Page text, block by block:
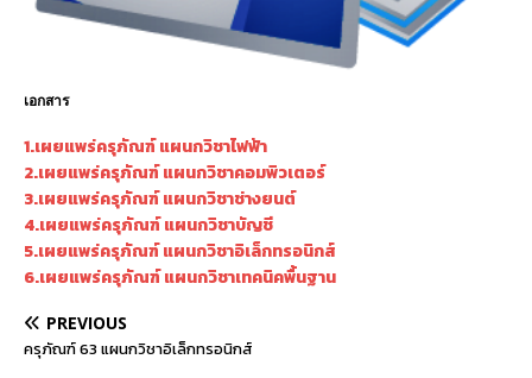
เอกสาร
1.เผยแพร่ครุภัณฑ์ แผนกวิชาไฟฟ้า
2.เผยแพร่ครุภัณฑ์ แผนกวิชาคอมพิวเตอร์
3.เผยแพร่ครุภัณฑ์ แผนกวิชาช่างยนต์
4.เผยแพร่ครุภัณฑ์ แผนกวิชาบัญชี
5.เผยแพร่ครุภัณฑ์ แผนกวิชาอิเล็กทรอนิกส์
6.เผยแพร่ครุภัณฑ์ แผนกวิชาเทคนิคพื้นฐาน
PREVIOUS
ครุภัณฑ์ 63 แผนกวิชาอิเล็กทรอนิกส์